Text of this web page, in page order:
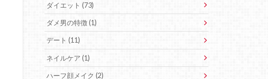
ダイエット (73)
ダメ男の特徴 (1)
デート (11)
ネイルケア (1)
ハーフ顔メイク (2)